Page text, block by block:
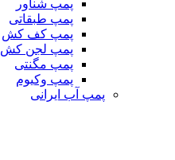
پمپ شناور
پمپ طبقاتی
پمپ کف کش
پمپ لجن کش
پمپ مگنتی
پمپ وکیوم
پمپ آب ایرانی